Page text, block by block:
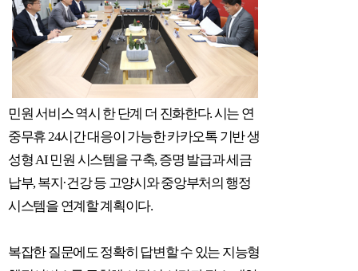
민원 서비스 역시 한 단계 더 진화한다.시는 연
중무휴24시간 대응이 가능한 카카오톡 기반 생
성형AI 민원 시스템을 구축,증명 발급과 세금
납부,복지·건강 등 고양시와 중앙부처의 행정
시스템을 연계할 계획이다.
복잡한 질문에도 정확히 답변할 수 있는 지능형